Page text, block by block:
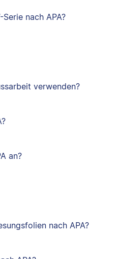
nach APA?
verwenden?
an?
nach APA?